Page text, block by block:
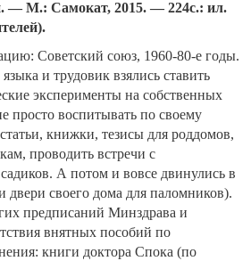
— М.: Самокат, 2015. — 224с.: ил.
Советский союз, 1960-80-е годы.
и трудовик взялись ставить
эксперименты на собственных
просто воспитывать по своему
книжки, тезисы для роддомов,
проводить встречи с
А потом и вовсе двинулись в
двери своего дома для паломников).
предписаний Минздрава и
внятных пособий по
книги доктора Спока (по